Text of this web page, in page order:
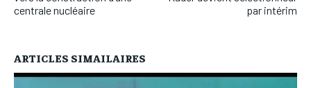
centrale nucléaire
par intérim
ARTICLES SIMAILAIRES